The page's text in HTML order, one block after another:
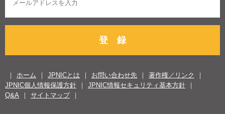
登 録
ホーム JPNICとは お問い合わせ先
著作権／リンク
JPNIC個人情報保護方針
JPNIC情報セキュリティ基本方針
Q&A
サイトマップ